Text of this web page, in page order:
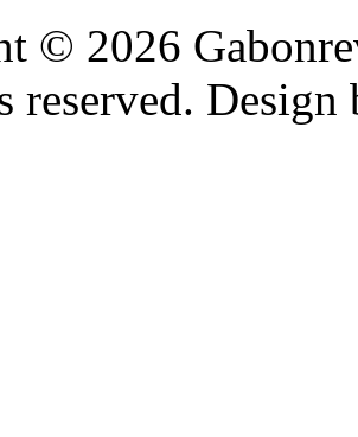
© 2026
reserved.